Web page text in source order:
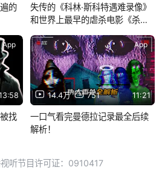
的
失传的《科林·斯科特遇难录像》
和世界上最早的虐杀电影《杀鼠
App
找
14.4万 751 11:21
App
一口气看完曼德拉记录最全后续
解析！
听节目许可证：0910417